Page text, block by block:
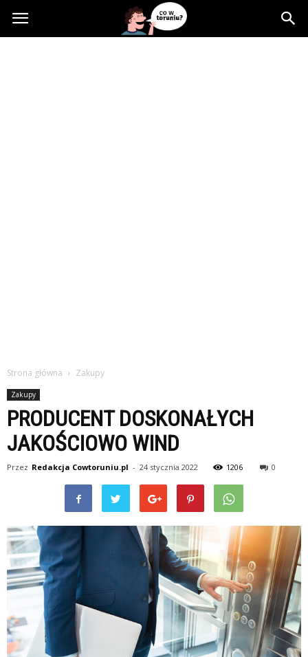
Cowtoruniu.pl
Strona główna Zakupy
Zakupy
PRODUCENT DOSKONAŁYCH
JAKOŚCIOWO WIND
Przez Redakcja Cowtoruniu.pl - 24 stycznia 2022 1206 0